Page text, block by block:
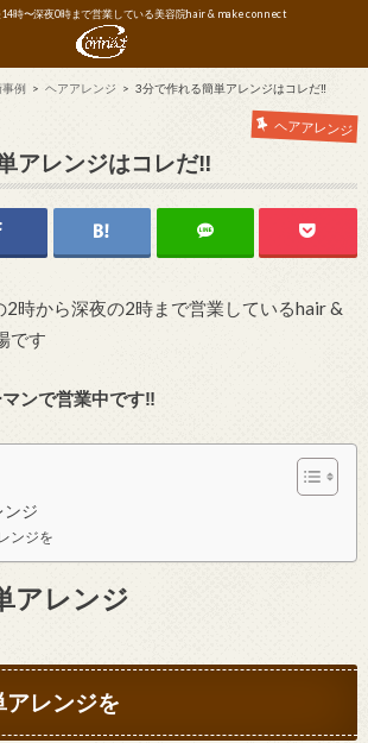
時〜深夜0時まで営業している美容院hair & make connect
例 ヘアアレンジ 3分で作れる簡単アレンジはコレだ‼︎
ヘアアレンジ
アレンジはコレだ‼︎
2時から深夜の2時まで営業しているhair &
です
ンで営業中です‼︎
ンジ
ンジを
アレンジ
レンジを